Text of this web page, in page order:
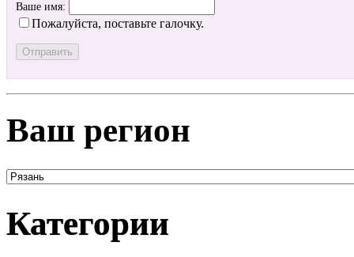
Ваше имя:
Пожалуйста, поставьте галочку.
Ваш регион
Категории